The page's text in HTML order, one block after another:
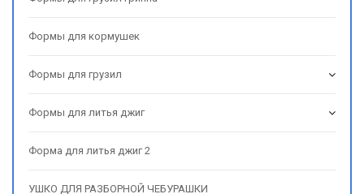
Формы для кормушек
Формы для грузил
Формы для литья джиг
Форма для литья джиг 2
УШКО ДЛЯ РАЗБОРНОЙ ЧЕБУРАШКИ